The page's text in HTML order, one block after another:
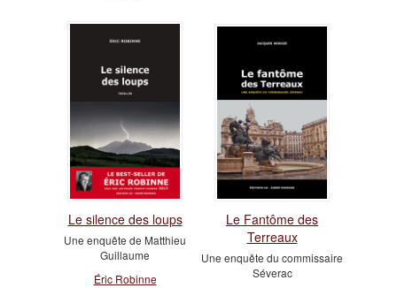
Le silence des loups
Une enquête de Matthieu
Guillaume
Éric Robinne
Le Fantôme des
Terreaux
Une enquête du commissaire
Séverac